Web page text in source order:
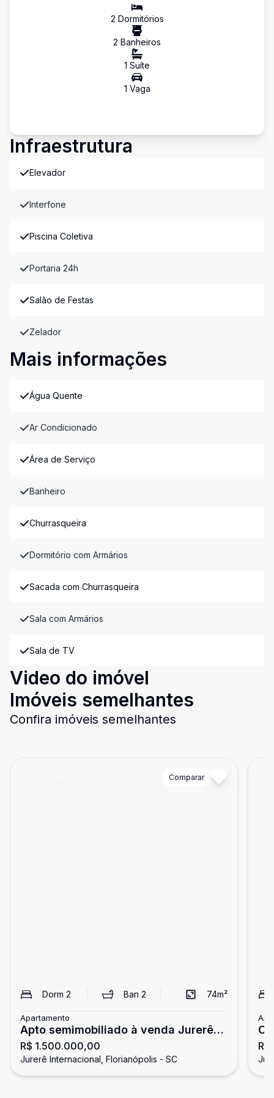
2 Dormitórios
2 Banheiros
1 Suíte
1 Vaga
Infraestrutura
Elevador
Interfone
Piscina Coletiva
Portaria 24h
Salão de Festas
Zelador
Mais informações
Água Quente
Ar Condicionado
Área de Serviço
Banheiro
Churrasqueira
Dormitório com Armários
Sacada com Churrasqueira
Sala com Armários
Sala de TV
Video do imóvel
Imóveis semelhantes
Confira imóveis semelhantes
Comparar
Dorm 2 Ban2 74m²
Apartamento
Apto semimobiliado à venda Jurerê
Internacional
R$ 1.500.000,00
Jurerê Internacional, Florianópolis - SC